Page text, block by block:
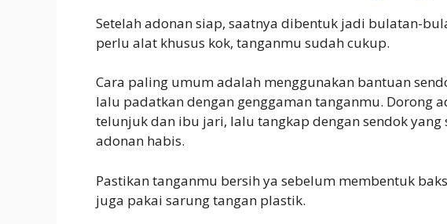
Setelah adonan siap, saatnya dibentuk jadi bulatan-
perlu alat khusus kok, tanganmu sudah cukup.
Cara paling umum adalah menggunakan bantuan
lalu padatkan dengan genggaman tanganmu. Dorong
telunjuk dan ibu jari, lalu tangkap dengan sendok
adonan habis.
Pastikan tanganmu bersih ya sebelum membentuk
juga pakai sarung tangan plastik.